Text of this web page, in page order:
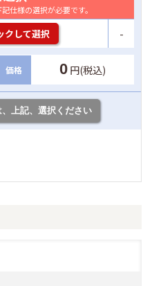
仕様の選択が必要です。
クして選択 -
価格 0 円(税込)